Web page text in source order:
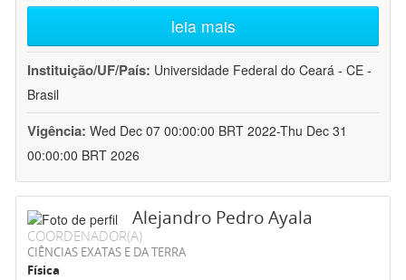
leia mais
Instituição/UF/País: Universidade Federal do Ceará - CE -
Brasil
Vigência: Wed Dec 07 00:00:00 BRT 2022-Thu Dec 31
00:00:00 BRT 2026
Alejandro Pedro Ayala
COORDENADOR(A)
CIÊNCIAS EXATAS E DA TERRA
Física